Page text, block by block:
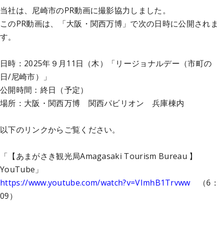
当社は、尼崎市のPR動画に撮影協力しました。
このPR動画は、「大阪・関西万博」で次の日時に公開されま
す。
日時：2025年９月11日（木）「リージョナルデー（市町の
日/尼崎市）」
公開時間：終日（予定）
場所：大阪・関西万博 関西パビリオン 兵庫棟内
以下のリンクからご覧ください。
「【あまがさき観光局Amagasaki Tourism Bureau 】
YouTube」
https://www.youtube.com/watch?v=VImhB1Trvww （6：
09）